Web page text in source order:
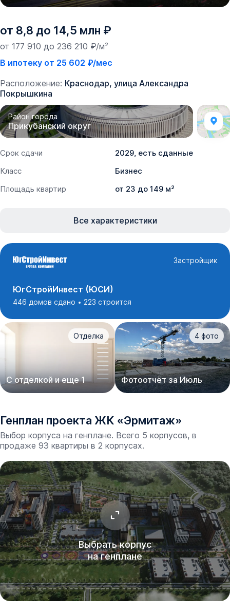
от 8,8 до 14,5 млн ₽
от 177 910 до 236 210 ₽/м²
В ипотеку от 25 602 ₽/мес
Расположение: Краснодар, улица Александра
Покрышкина
Район города
Прикубанский округ
Срок сдачи
2029, есть сданные
Класс
Бизнес
Площадь квартир
от 23 до 149 м²
Все характеристики
Застройщик
ЮгСтройИнвест (ЮСИ)
446 домов сдано 223 строится
Отделка
С отделкой и еще 1
4 фото
Фотоотчёт за Июль
Генплан проекта ЖК «Эрмитаж»
Выбор корпуса на генплане. Всего 5 корпусов, в
продаже 93 квартиры в 2 корпусах.
Выбрать корпус
на генплане